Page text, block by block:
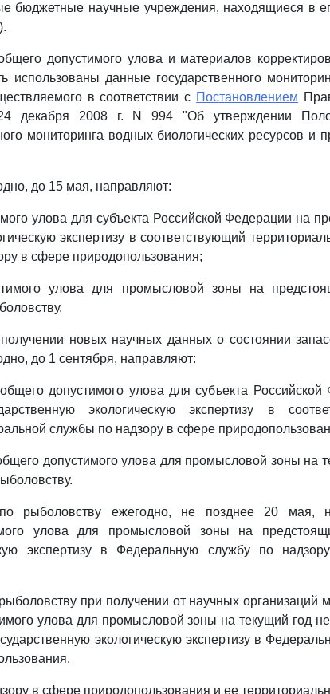
бюджетные научные учреждения, находящиеся в
допустимого улова и материалов
использованы данные государственного
в соответствии с Постановлением
декабря 2008 г. N 994 "Об утверждении
мониторинга водных биологических ресурсов и
до 15 мая, направляют:
улова для субъекта Российской Федерации на
экспертизу в соответствующий
в сфере природопользования;
улова для промысловой зоны на
новых научных данных о состоянии
до 1 сентября, направляют:
допустимого улова для субъекта Российской
экологическую экспертизу в
службы по надзору в сфере
допустимого улова для промысловой зоны на
рыболовству ежегодно, не позднее 20 мая,
улова для промысловой зоны на
экспертизу в Федеральную службу по
при получении от научных организаций
улова для промысловой зоны на текущий год
экологическую экспертизу в
в сфере природопользования и ее